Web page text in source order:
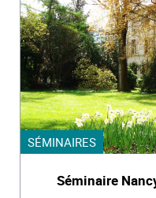
SÉMINAIRES
Séminaire